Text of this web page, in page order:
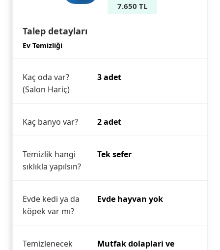
7.650 TL
Talep detayları
Ev Temizliği
Kaç oda var?
(Salon Hariç)
3 adet
Kaç banyo var? 2 adet
Temizlik hangi
sıklıkla yapılsın?
Tek sefer
Evde kedi ya da
köpek var mı?
Evde hayvan yok
Temizlenecek
Mutfak dolaplari ve